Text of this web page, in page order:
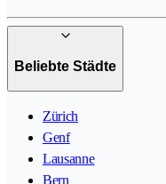
Beliebte Städte
Zürich
Genf
Lausanne
Bern